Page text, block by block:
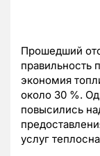
Прошедший
экономия
около 30 %.
повысились
услуг